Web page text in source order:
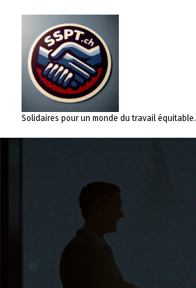
contenu
Solidaires pour un monde du travail équitable.